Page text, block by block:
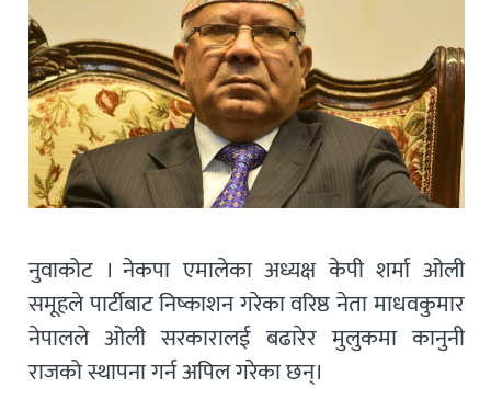
नुवाकोट । नेकपा एमालेका अध्यक्ष केपी शर्मा ओली
समूहले पार्टीबाट निष्काशन गरेका वरिष्ठ नेता माधवकुमार
नेपालले ओली सरकारालई बढारेर मुलुकमा कानुनी
राजको स्थापना गर्न अपिल गरेका छन्।